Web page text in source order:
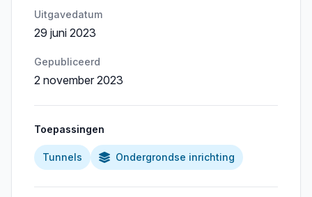
Uitgavedatum
29 juni 2023
Gepubliceerd
2 november 2023
Toepassingen
Tunnels Ondergrondse inrichting